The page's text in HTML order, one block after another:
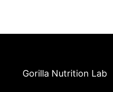
Gorilla Nutrition Lab